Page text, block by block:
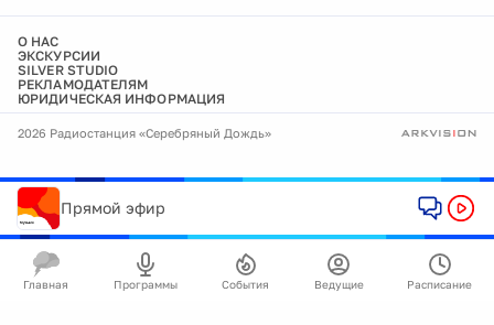
О НАС
ЭКСКУРСИИ
SILVER STUDIO
РЕКЛАМОДАТЕЛЯМ
ЮРИДИЧЕСКАЯ ИНФОРМАЦИЯ
2026 Радиостанция «Серебряный Дождь»
Прямой эфир
Главная Программы События Ведущие Расписание